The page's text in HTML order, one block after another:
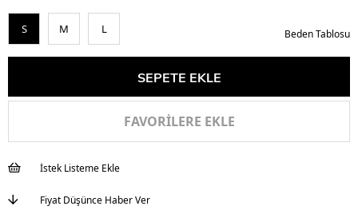
S M L Beden Tablosu
FAVORILERE EKLE
İstek Listeme Ekle
Fiyat Düşünce Haber Ver